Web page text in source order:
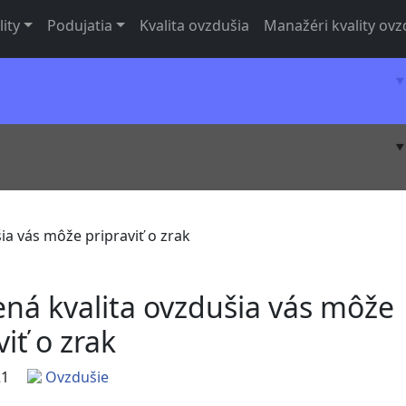
Podujatia Kvalita ovzdušia Manažéri kvality
vás môže pripraviť o zrak
kvalita ovzdušia vás môže
o zrak
Ovzdušie